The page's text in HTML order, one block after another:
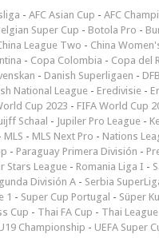
- AFC Asian Cup - AFC
Super Cup - Botola Pro -
League Two - China
- Copa Colombia - Copa del
- Danish Superligaen -
National League - Eredivisie -
Cup 2023 - FIFA World Cup
Schaal - Jupiler Pro League -
MLS - MLS Next Pro - Nations
- Paraguay Primera División -
Stars League - Romania Liga I -
División A - Serbia
1 - Super Cup Portugal - Süper
Cup - Thai FA Cup - Thai League
Championship - UEFA Super